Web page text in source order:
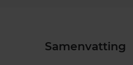
Samenvatting